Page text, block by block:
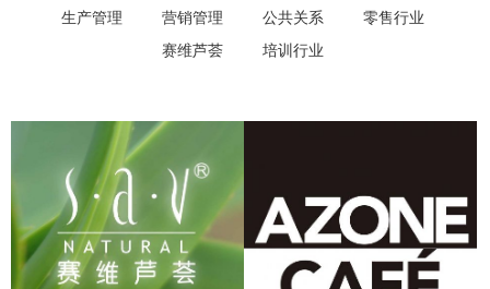
生产管理
营销管理 公共关系
零售行业
赛维芦荟
培训行业